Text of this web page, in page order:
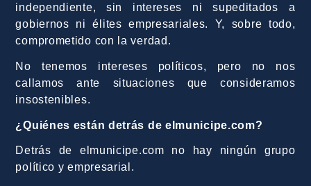
independiente, sin intereses ni supeditados a
gobiernos ni élites empresariales. Y, sobre todo,
comprometido con la verdad.
No tenemos intereses políticos, pero no nos
callamos ante situaciones que consideramos
insostenibles.
¿Quiénes están detrás de elmunicipe.com?
Detrás de elmunicipe.com no hay ningún grupo
político y empresarial.